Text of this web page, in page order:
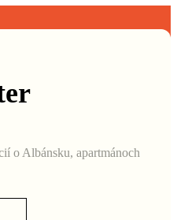
o Albánsku, apartmánoch